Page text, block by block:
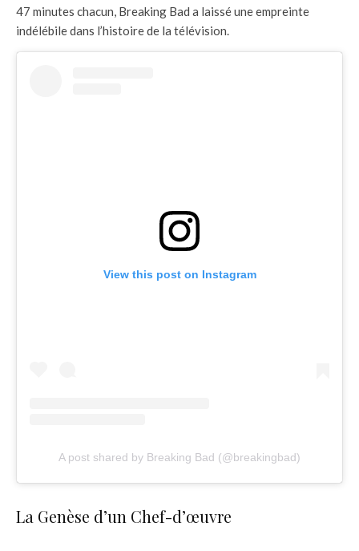
47 minutes chacun, Breaking Bad a laissé une empreinte
indélébile dans l’histoire de la télévision.
View this post on Instagram
A post shared by Breaking Bad (@breakingbad)
La Genèse d’un Chef-d’œuvre